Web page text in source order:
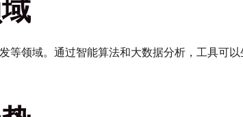
领域。通过智能算法和大数据分析，工具可